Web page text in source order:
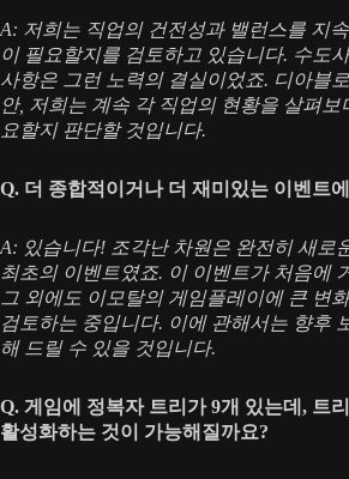
A: 저희는 직업의 건전성과 밸런스를 지
이 필요할지를 검토하고 있습니다. 수도
사항은 그런 노력의 결실이었죠. 디아블
안, 저희는 계속 각 직업의 현황을 살펴
요할지 판단할 것입니다.
Q. 더 종합적이거나 더 재미있는 이벤트
A: 있습니다! 조각난 차원은 완전히 새로
최초의 이벤트였죠. 이 이벤트가 처음에
그 외에도 이모탈의 게임플레이에 큰 변
검토하는 중입니다. 이에 관해서는 향후
해 드릴 수 있을 것입니다.
Q. 게임에 정복자 트리가 9개 있는데, 트
활성화하는 것이 가능해질까요?